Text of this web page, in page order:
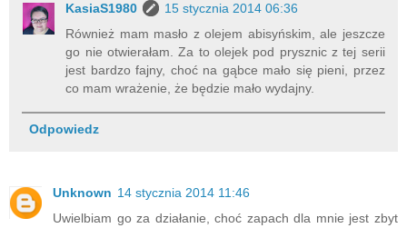
KasiaS1980
15 stycznia 2014 06:36
Również mam masło z olejem abisyńskim, ale jeszcze
go nie otwierałam. Za to olejek pod prysznic z tej serii
jest bardzo fajny, choć na gąbce mało się pieni, przez
co mam wrażenie, że będzie mało wydajny.
Odpowiedz
Unknown 14 stycznia 2014 11:46
Uwielbiam go za działanie, choć zapach dla mnie jest zbyt